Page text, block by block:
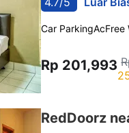
Car ParkingAcFree
Rp 201,993
RedDoorz